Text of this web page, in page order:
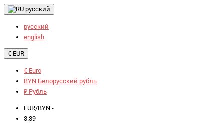
русский
русский
english
€ EUR
€ Euro
BYN Белорусский рубль
₽ Рубль
EUR/BYN -
3.39